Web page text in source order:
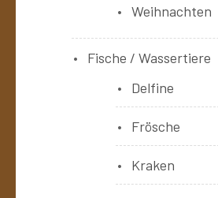
Weihnachten
Fische / Wassertiere
Delfine
Frösche
Kraken